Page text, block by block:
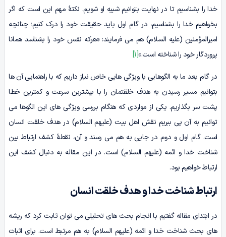
خدا را بشناسیم تا در نهایت بتوانیم شبیه او شویم. نکتۀ مهم این است که اگر
بخواهیم خدا را بشناسیم، در گام اول باید حقیقت خود را درک کنیم؛ چنانچه
امیرالمؤمنین (علیه السلام) هم می فرمایند: «هرکه نفس خود را بشناسد همانا
پروردگار خود را شناخته است.»[1]
در گام بعد ما به الگوهایی با ویژگی هایی خاص نیاز داریم که با راهنمایی آن ها
بتوانیم مسیر رسیدن به هدف خلقتمان را با بیشترین سرعت و کمترین خطا
پشت سر بگذاریم. یکی از مواردی که هنگام بررسی ویژگی های این الگوها می
توانیم به آن پی ببریم نقش اهل بیت (علیهم السلام) در هدف خلقت انسان
است. گام اول و دوم در جایی به هم می رسند و آن، نقطۀ کشف ارتباط بین
شناخت خدا و ائمه (علیهم السلام) است. در این مقاله به دنبال کشف این
ارتباط خواهیم بود.
ارتباط شناخت خدا و هدف خلقت انسان
در ابتدای مقاله گفتیم با انجام بحث های تحلیلی می توان ثابت کرد که ریشه
های بحث شناخت خدا و ائمه (علیهم السلام) به هم مرتبط است. برای اثبات